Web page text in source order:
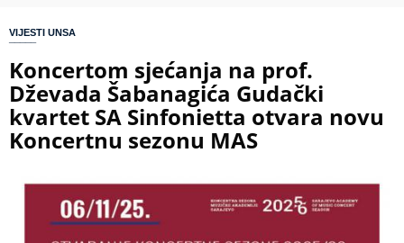
VIJESTI UNSA
Koncertom sjećanja na prof.
Dževada Šabanagića Gudački
kvartet SA Sinfonietta otvara novu
Koncertnu sezonu MAS